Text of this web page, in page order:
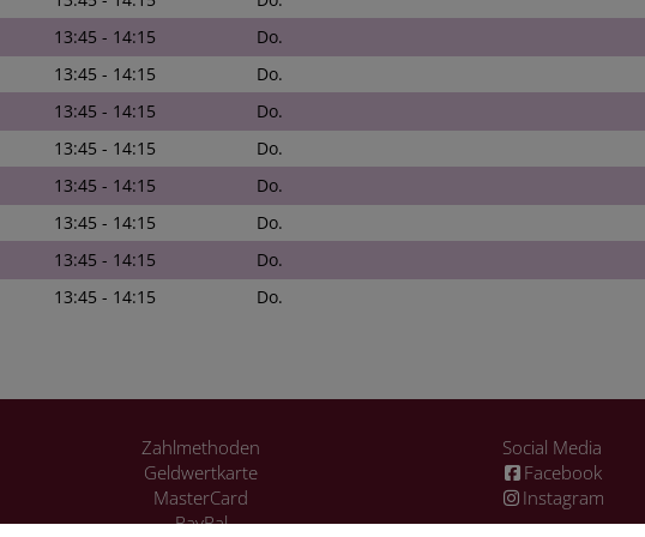
13:45 - 14:15
Do.
13:45 - 14:15
Do.
13:45 - 14:15
Do.
13:45 - 14:15
Do.
13:45 - 14:15
Do.
13:45 - 14:15
Do.
13:45 - 14:15
Do.
13:45 - 14:15 Do.
Zahlmethoden
Geldwertkarte
MasterCard
PayPal
Social Media
Facebook
Instagram